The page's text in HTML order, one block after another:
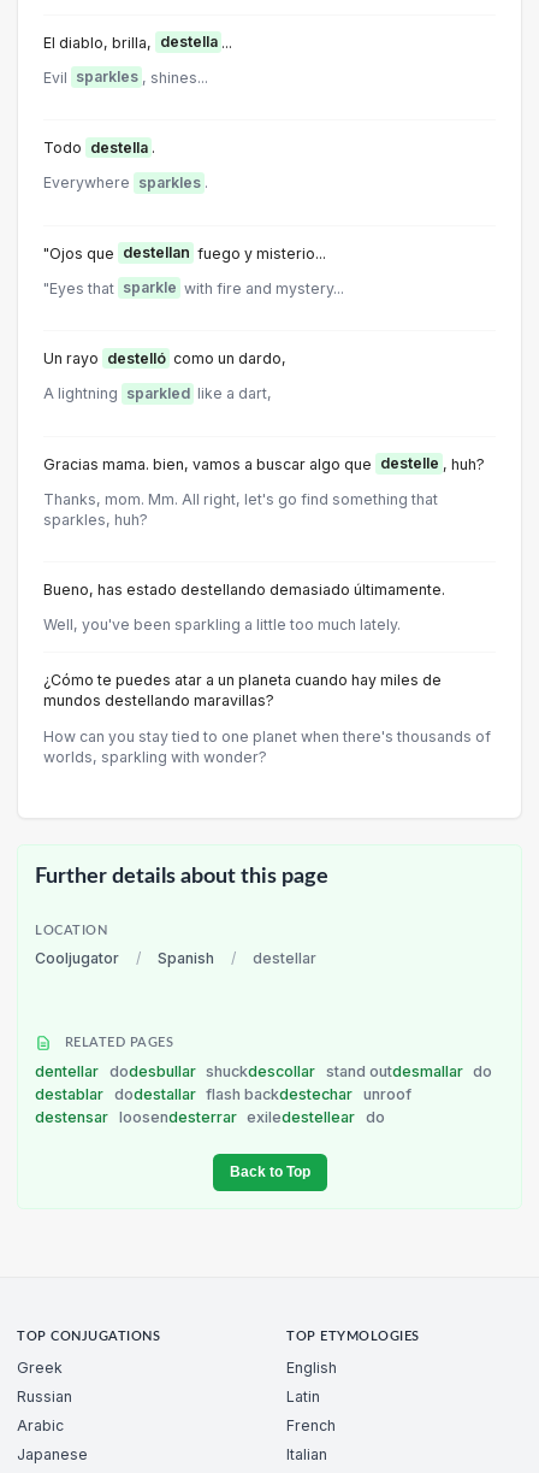
El diablo, brilla, destella ...
Evil sparkles , shines...
Todo destella .
Everywhere sparkles .
"Ojos que destellan fuego y misterio...
"Eyes that sparkle with fire and mystery...
Un rayo destelló como un dardo,
A lightning sparkled like a dart,
Gracias mama. bien, vamos a buscar algo que destelle , huh?
Thanks, mom. Mm. All right, let's go find something that
sparkles, huh?
Bueno, has estado destellando demasiado últimamente.
Well, you've been sparkling a little too much lately.
¿Cómo te puedes atar a un planeta cuando hay miles de
mundos destellando maravillas?
How can you stay tied to one planet when there's thousands of
worlds, sparkling with wonder?
Further details about this page
LOCATION
Cooljugator / Spanish / destellar
RELATED PAGES
dentellar dodesbullar shuckdescollar stand outdesmallar do
destablar dodestallar flash backdestechar unroof
destensar loosendesterrar exiledestellear do
Back to Top
TOP CONJUGATIONS
Greek
Russian
Arabic
Japanese
TOP ETYMOLOGIES
English
Latin
French
Italian